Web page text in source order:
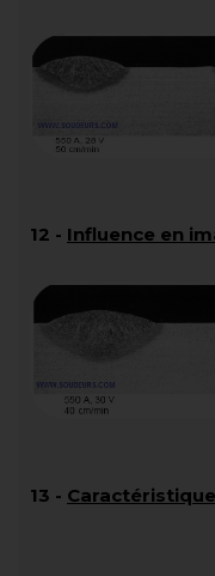
12 - Influence en
13 -